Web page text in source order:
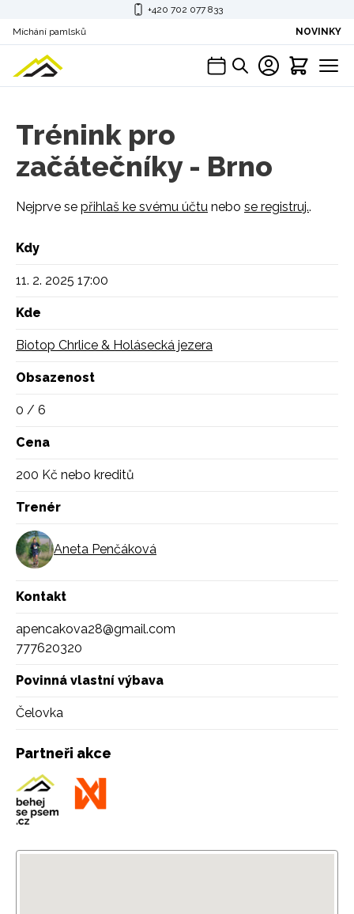
+420 702 077 833
Míchání pamlsků
NOVINKY
Trénink pro
začátečníky - Brno
Nejprve se přihlaš ke svému účtu nebo se registruj..
Kdy
11. 2. 2025 17:00
Kde
Biotop Chrlice & Holásecká jezera
Obsazenost
0 / 6
Cena
200 Kč nebo kreditů
Trenér
Aneta Penčáková
Kontakt
apencakova28@gmail.com
777620320
Povinná vlastní výbava
Čelovka
Partneři akce